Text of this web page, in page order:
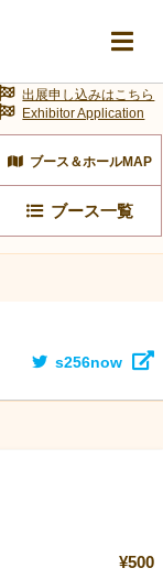
ブース＆ホールMAP
ブース一覧
出展申し込みはこちら
Exhibitor Application
s256now
¥500